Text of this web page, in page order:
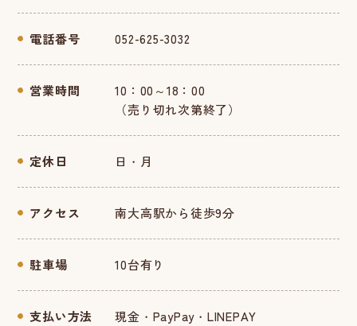
電話番号 052-625-3032
営業時間
10：00～18：00
（売り切れ次第終了）
定休日 日・月
アクセス 南大高駅から徒歩9分
駐車場 10台有り
支払い方法
現金・PayPay・LINEPAY